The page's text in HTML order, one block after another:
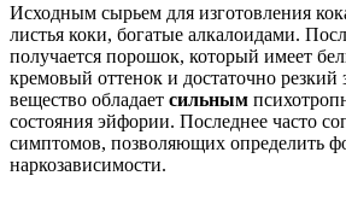
Исходным сырьем для изготовления
листья коки, богатые алкалоидами.
получается порошок, который имеет
кремовый оттенок и достаточно резкий
вещество обладает сильным
состояния эйфории. Последнее часто
симптомов, позволяющих определить
наркозависимости.